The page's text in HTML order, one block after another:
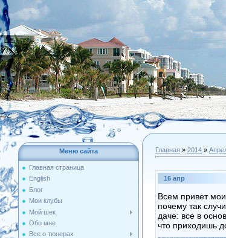
Меню сайта
Главная страница
English
Блог
Мои клубы
Мой шек
Обо мне
Все о тюнерах
Главная » 2014 »
16 апр
Всем привет
почему так
даче: все в
что приходишь